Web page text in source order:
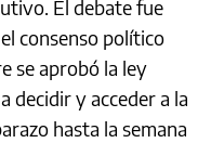
El debate fue
consenso político
se aprobó la ley
decidir y acceder a la
hasta la semana